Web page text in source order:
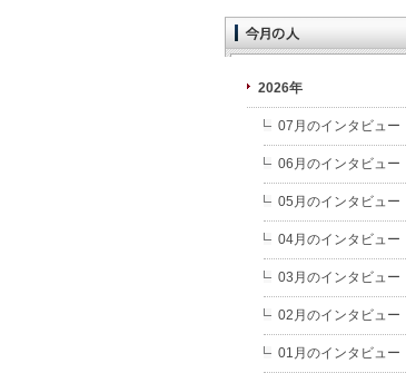
2026年
07月のインタビュー
06月のインタビュー
05月のインタビュー
04月のインタビュー
03月のインタビュー
02月のインタビュー
01月のインタビュー